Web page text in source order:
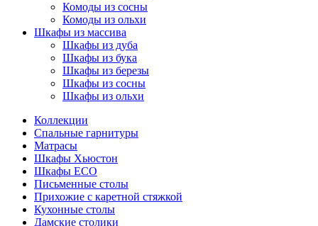
Комоды из сосны
Комоды из ольхи
Шкафы из массива
Шкафы из дуба
Шкафы из бука
Шкафы из березы
Шкафы из сосны
Шкафы из ольхи
Коллекции
Спальные гарнитуры
Матрасы
Шкафы Хьюстон
Шкафы ECO
Письменные столы
Прихожие с каретной стяжкой
Кухонные столы
Дамские столики